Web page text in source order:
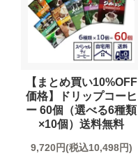
【まとめ買い10%OFF
価格】ドリップコーヒ
ー 60個（選べる6種類
×10個）送料無料
9,720円(税込10,498円)